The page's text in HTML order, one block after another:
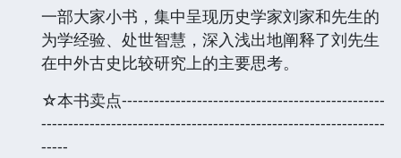
一部大家小书，集中呈现历史学家刘家和先生的
为学经验、处世智慧，深入浅出地阐释了刘先生
在中外古史比较研究上的主要思考。
☆本书卖点-------------------------------------------------
----------------------------------------------------------------
-----